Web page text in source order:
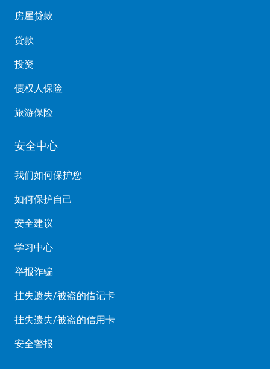
房屋贷款
贷款
投资
债权人保险
旅游保险
安全中心
我们如何保护您
如何保护自己
安全建议
学习中心
举报诈骗
挂失遗失/被盗的借记卡
挂失遗失/被盗的信用卡
安全警报